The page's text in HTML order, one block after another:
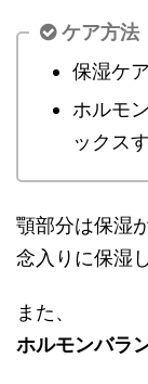
ケア方法
保湿ケ
ホルモ
ックス
顎部分は保湿
念入りに保湿
また、
ホルモンバラ